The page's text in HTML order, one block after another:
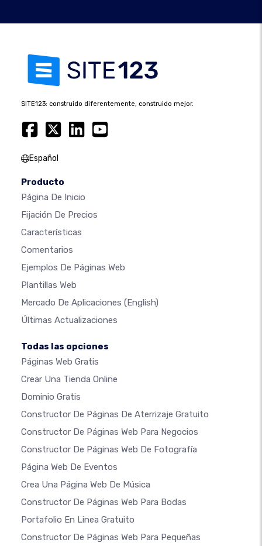
SITE123: construido diferentemente, construido mejor.
Español
Producto
Página De Inicio
Fijación De Precios
Características
Comentarios
Ejemplos De Páginas Web
Plantillas Web
Mercado De Aplicaciones (English)
Últimas Actualizaciones
Todas las opciones
Páginas Web Gratis
Crear Una Tienda Online
Dominio Gratis
Constructor De Páginas De Aterrizaje Gratuito
Constructor De Páginas Web Para Negocios
Constructor De Páginas Web De Fotografía
Página Web De Eventos
Crea Una Página Web De Música
Constructor De Páginas Web Para Bodas
Portafolio En Linea Gratuito
Constructor De Páginas Web Para Pequeñas